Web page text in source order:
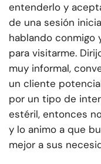
entenderlo y
de una sesión
hablando conmigo
para visitarme.
muy informal,
un cliente
por un tipo de
estéril, entonces
y lo animo a que
mejor a sus